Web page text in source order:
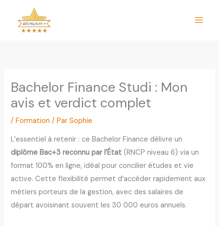
contenu
Bachelor Finance Studi : Mon
avis et verdict complet
/Formation / ParSophie
L’essentiel à retenir : ce Bachelor Finance délivre un
diplôme Bac+3 reconnu par l’État (RNCP niveau 6) via un
format 100% en ligne, idéal pour concilier études et vie
active. Cette flexibilité permet d’accéder rapidement aux
métiers porteurs de la gestion, avec des salaires de
départ avoisinant souvent les 30 000 euros annuels.